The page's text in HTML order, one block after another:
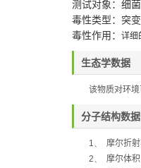
测试对象：细
毒性类型：突变
毒性作用： 详细
生态学数据
该物质对环境
分子结构数据
1、 摩尔折射
2、
摩尔体